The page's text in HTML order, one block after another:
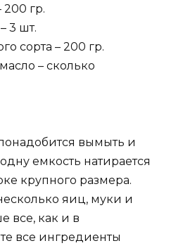
гр.
3 шт.
сорта – 200 гр.
– сколько
вымыть и
емкость натирается
крупного размера.
яиц, муки и
все, как и в
все ингредиенты